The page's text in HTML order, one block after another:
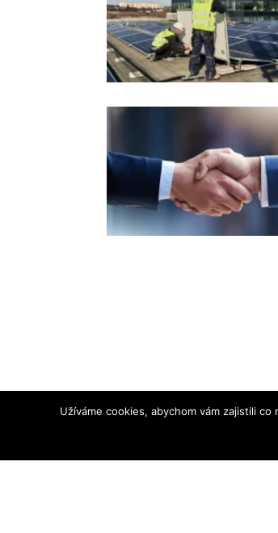
Užíváme cookies, abychom vám zajistili